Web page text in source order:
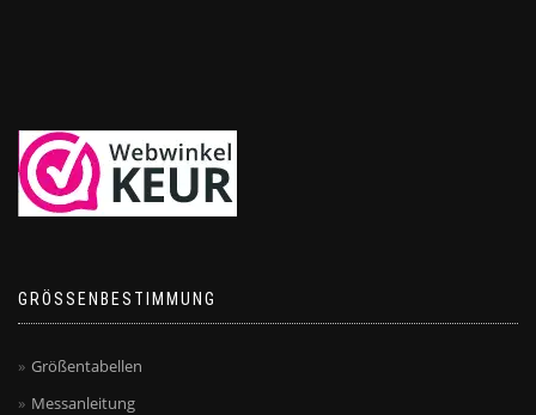
GRÖSSENBESTIMMUNG
Größentabellen
Messanleitung